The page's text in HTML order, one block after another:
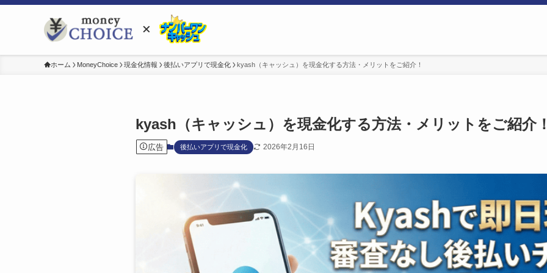
ホーム MoneyChoice 現金化情報 後払いアプリで現金化 kyash（キャッシュ）を現金化する方法・メリットをご紹介！
kyash（キャッシュ）を現金化する方法・メリットをご紹介
広告 後払いアプリで現金化 2026年2月16日